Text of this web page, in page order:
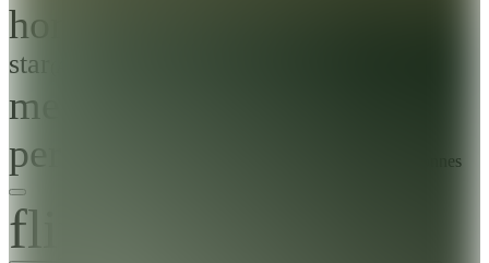
home
star
meeting_room
person_pin De 10 à 200 personnes
flip_to_back